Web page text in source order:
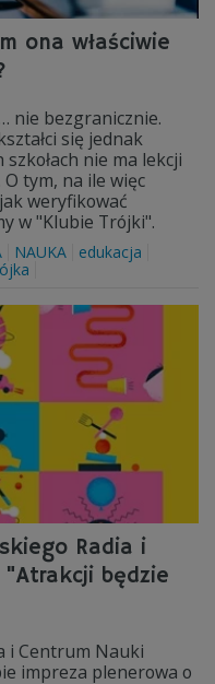
ona właściwie
nie bezgranicznie.
się jednak
nie ma lekcji
tym, na ile więc
weryfikować
w "Klubie Trójki".
NAUKA
edukacja
Radia i
"Atrakcji będzie
i Centrum Nauki
impreza plenerowa o